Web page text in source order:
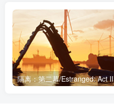
隔离：第二幕/Estranged: Act II